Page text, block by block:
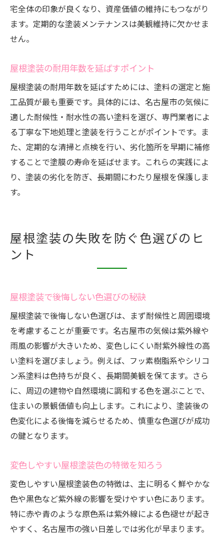
宅全体の印象が良くなり、資産価値の維持にもつながり
ます。定期的な塗装メンテナンスは美観維持に欠かせま
せん。
屋根塗装の耐用年数を延ばすポイント
屋根塗装の耐用年数を延ばすためには、塗料の選定と施
工品質が最も重要です。具体的には、名古屋市の気候に
適した耐候性・耐水性の高い塗料を選び、専門業者によ
る丁寧な下地処理と塗装を行うことがポイントです。ま
た、定期的な清掃と点検を行い、劣化箇所を早期に補修
することで塗膜の寿命を延ばせます。これらの実践によ
り、塗装の劣化を防ぎ、長期間にわたり屋根を保護しま
す。
屋根塗装の失敗を防ぐ色選びのヒ
ント
屋根塗装で後悔しない色選びの秘訣
屋根塗装で後悔しない色選びは、まず耐候性と周囲環境
を考慮することが重要です。名古屋市の気候は紫外線や
雨風の影響が大きいため、変色しにくい耐紫外線性の高
い塗料を選びましょう。例えば、フッ素樹脂系やシリコ
ン系塗料は色持ちが良く、長期間美観を保てます。さら
に、周辺の建物や自然環境に調和する色を選ぶことで、
住まいの景観価値も向上します。これにより、塗装後の
色変化による後悔を減らせるため、慎重な色選びが成功
の鍵となります。
変色しやすい屋根塗装色の特徴を知ろう
変色しやすい屋根塗装色の特徴は、主に明るく鮮やかな
色や黒色など紫外線の影響を受けやすい色にあります。
特に赤や青のような原色系は紫外線による色褪せが起き
やすく、名古屋市の強い日差しでは劣化が早まります。